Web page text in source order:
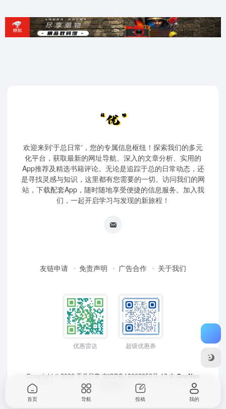
欢迎来到'于总日常'，您的专属信息枢纽！探索我们的多元
化平台，获取最新的网址导航、深入的文章分析、实用的
App推荐及精选书籍评论。无论是追踪于总的日常动态，还
是寻找灵感与知识，这里都有您需要的一切。访问我们的网
站，下载配套App，随时随地享受便捷的信息服务。加入我
们，一起开启学习与发现的新旅程！
友链申请 免责声明 广告合作 关于我们
优惠雷达 超级优惠券
Copyright © 2026 于总日常 京ICP备18062653号-12 由 OneNav
首页 导航 投稿 我的